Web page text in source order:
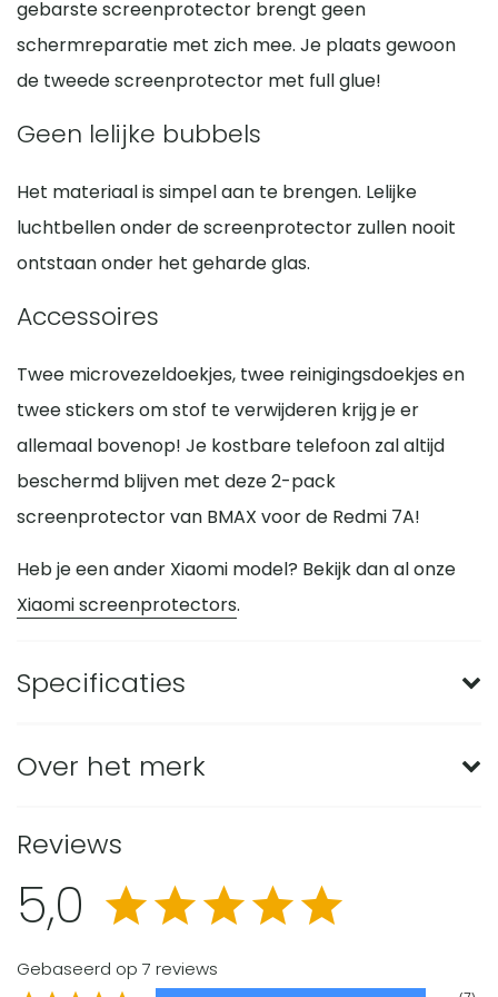
gebarste screenprotector brengt geen
schermreparatie met zich mee. Je plaats gewoon
de tweede screenprotector met full glue!
Geen lelijke bubbels
Het materiaal is simpel aan te brengen. Lelijke
luchtbellen onder de screenprotector zullen nooit
ontstaan onder het geharde glas.
Accessoires
Twee microvezeldoekjes, twee reinigingsdoekjes en
twee stickers om stof te verwijderen krijg je er
allemaal bovenop! Je kostbare telefoon zal altijd
beschermd blijven met deze 2-pack
screenprotector van BMAX voor de Redmi 7A!
Heb je een ander Xiaomi model? Bekijk dan al onze
Xiaomi screenprotectors.
Specificaties
merk
Geschikt voor
Over het merk
je voor de beste bescherming van je telefoon. Je
kunt hiermee onnodig dure schermreparaties
voorkomen. De producten van BMAX gaan gepaard
met tevredenheidsgarantie. Klantfeedback vormt
Reviews
5,0
Gebaseerd op 7 reviews